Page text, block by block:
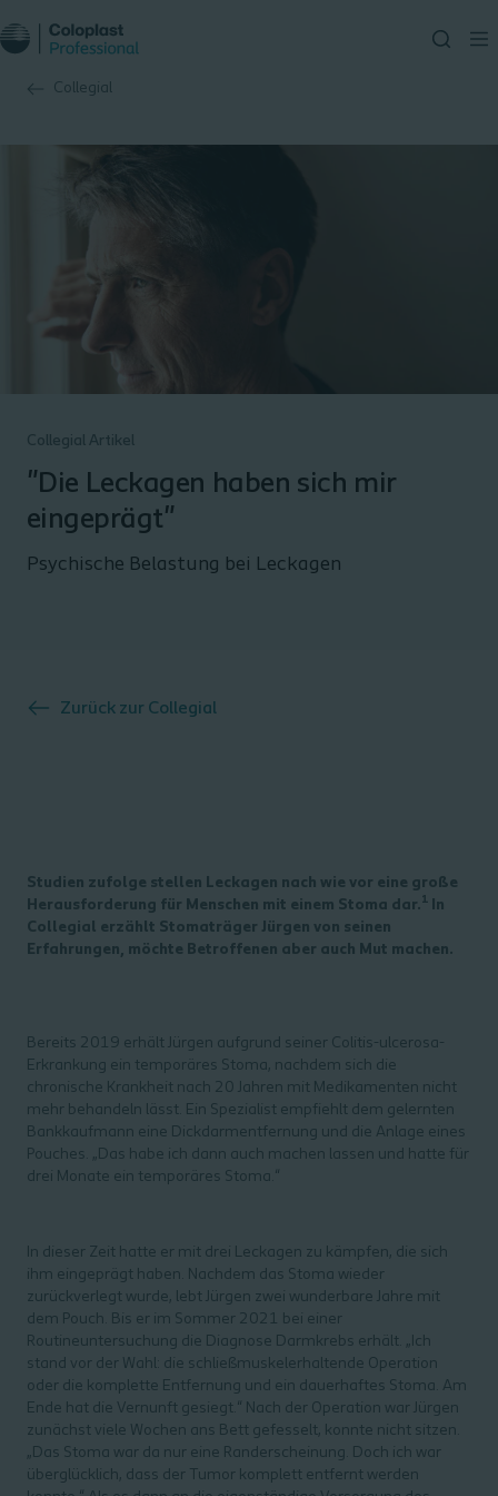
Collegial
Collegial Artikel
"Die Leckagen haben sich mir
eingeprägt"
Psychische Belastung bei Leckagen
Zurück zur Collegial
Studien zufolge stellen Leckagen nach wie vor eine große
Herausforderung für Menschen mit einem Stoma dar.1 In
Collegial erzählt Stomaträger Jürgen von seinen
Erfahrungen, möchte Betroffenen aber auch Mut machen.
Bereits 2019 erhält Jürgen aufgrund seiner Colitis-ulcerosa-
Erkrankung ein temporäres Stoma, nachdem sich die
chronische Krankheit nach 20 Jahren mit Medikamenten nicht
mehr behandeln lässt. Ein Spezialist empfiehlt dem gelernten
Bankkaufmann eine Dickdarmentfernung und die Anlage eines
Pouches. „Das habe ich dann auch machen lassen und hatte für
drei Monate ein temporäres Stoma.“
In dieser Zeit hatte er mit drei Leckagen zu kämpfen, die sich
ihm eingeprägt haben. Nachdem das Stoma wieder
zurückverlegt wurde, lebt Jürgen zwei wunderbare Jahre mit
dem Pouch. Bis er im Sommer 2021 bei einer
Routineuntersuchung die Diagnose Darmkrebs erhält. „Ich
stand vor der Wahl: die schließmuskelerhaltende Operation
oder die komplette Entfernung und ein dauerhaftes Stoma. Am
Ende hat die Vernunft gesiegt.“ Nach der Operation war Jürgen
zunächst viele Wochen ans Bett gefesselt, konnte nicht sitzen.
„Das Stoma war da nur eine Randerscheinung. Doch ich war
überglücklich, dass der Tumor komplett entfernt werden